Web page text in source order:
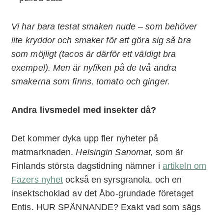
Vi har bara testat smaken nude – som behöver
lite kryddor och smaker för att göra sig så bra
som möjligt (tacos är därför ett väldigt bra
exempel). Men är nyfiken på de två andra
smakerna som finns, tomato och ginger.
Andra livsmedel med insekter då?
Det kommer dyka upp fler nyheter på
matmarknaden.Helsingin Sanomat,som är
Finlands största dagstidning nämner i artikeln om
Fazers nyhet också en syrsgranola, och en
insektschoklad av det Åbo-grundade företaget
Entis. HUR SPÄNNANDE? Exakt vad som sägs